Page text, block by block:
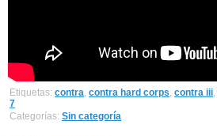
Etiquetas: contra, contra hard corps, contra iii,
7
Categorías: Sin categoría